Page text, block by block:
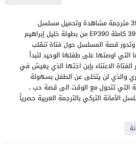
مسلسل الأمانة الحلقة 390 مترجمة مشاهدة وتحميل مسلسل
“الأمانة” emanet حلقة 390 كاملة EP390 من بطولة خليل إبراهيم
وتدور قصة المسلسل حول فتاة تنقلب
التي اوصتها على طفلها الوحيد لتبدأ
الفتاة الاعتناء بإبن اختها الذي يعيش في
والذي لن يتخلى عن الطفل بسهولة
التي تتحول مع الوقت الى قصة حب ،
390 من مسلسل الأمانة التركي بالترجمة العربية حصرياً